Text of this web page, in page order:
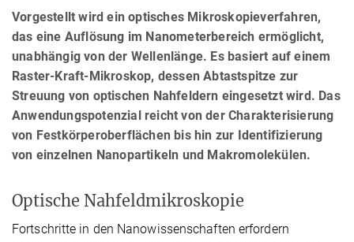
Vorgestellt wird ein optisches Mikroskopieverfahren,
das eine Auflösung im Nanometerbereich ermöglicht,
unabhängig von der Wellenlänge. Es basiert auf einem
Raster-Kraft-Mikroskop, dessen Abtastspitze zur
Streuung von optischen Nahfeldern eingesetzt wird. Das
Anwendungspotenzial reicht von der Charakterisierung
von Festkörperoberflächen bis hin zur Identifizierung
von einzelnen Nanopartikeln und Makromolekülen.
Optische Nahfeldmikroskopie
Fortschritte in den Nanowissenschaften erfordern